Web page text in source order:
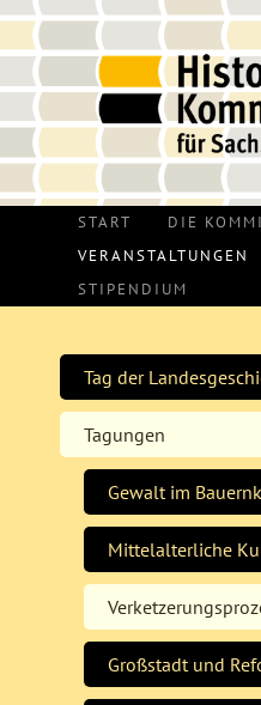
START DIE
VERANSTALTUNGEN
STIPENDIUM
Tag der
Tagungen
Gewalt im
Mittelalterliche
Großstadt und